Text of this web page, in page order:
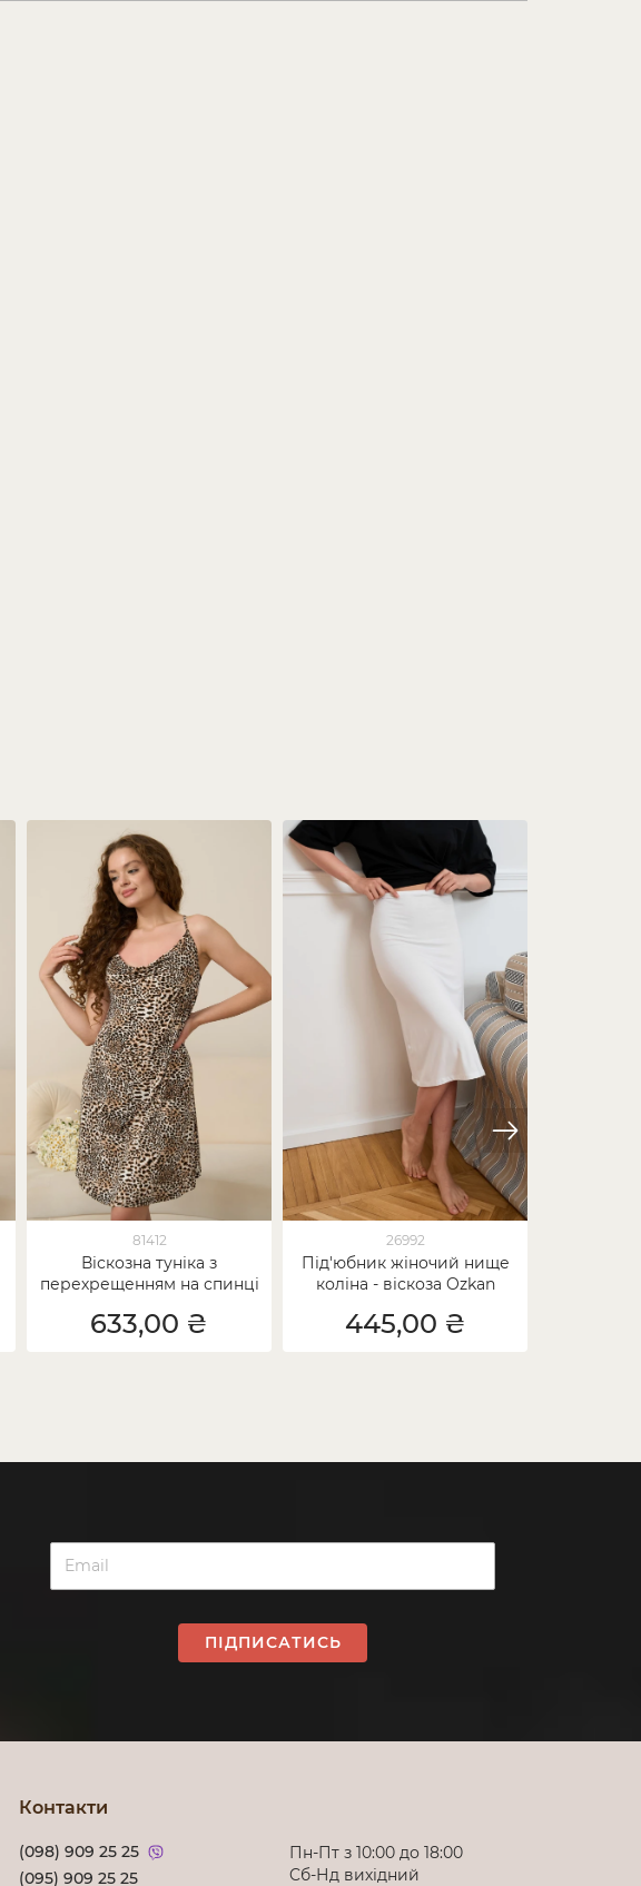
81412
Віскозна туніка з
перехрещенням на спинці
633,00 ₴
26992
Під'юбник жіночий нище
коліна - віскоза Ozkan
445,00 ₴
ПІДПИСАТИСЬ
Контакти
(098) 909 25 25
(095) 909 25 25
Пн-Пт з 10:00 до 18:00
Cб-Нд вихідний